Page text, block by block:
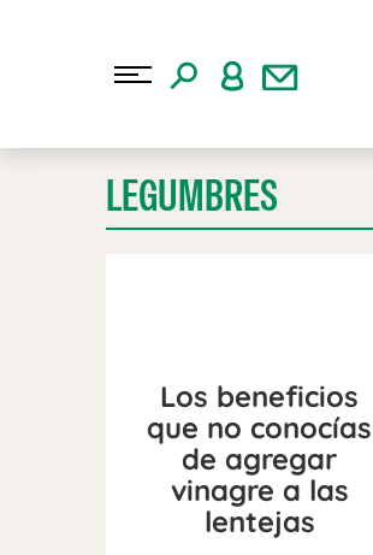
LEGUMBRES
Los beneficios
que no conocías
de agregar
vinagre a las
lentejas